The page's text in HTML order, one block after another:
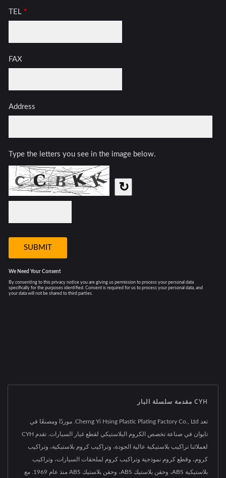
CYH مقدمة سلسلة البار
تعد Cherng Yi Hsing Plastic Plating Factory Co., Ltd. موردًا ومصنعًا في
تايوان في صناعة تخصص الكروم البلاستيكي لقطع غيار السيارات. تقدم CYH
لعملائنا تراكيب بلاستيكية عالية الجودة، وتراكيب كروم بلاستيكية، وتراكيب
كروم، وقطع كروم نموذجية وتراكيب كروم لملحقات السيارات، وتراكيب
بلاستيكية ABS، وحقن بلاستيك ABS، وحقن بلاستيك ABS منذ عام 1969. مع